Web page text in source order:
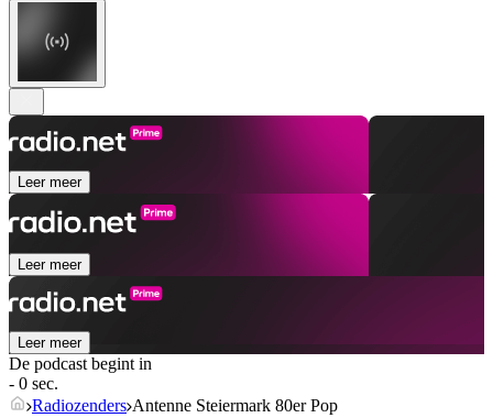
Leer meer
Leer meer
Leer meer
De podcast begint in
- 0 sec.
Radiozenders Antenne Steiermark 80er Pop